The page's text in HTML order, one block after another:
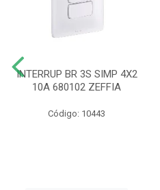
INTERRUP BR 3S SIMP 4X2
10A 680102 ZEFFIA
Código: 10443